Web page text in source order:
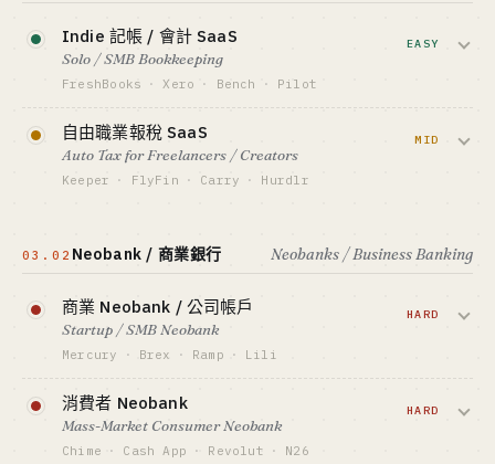
Indie 記帳 / 會計 SaaS
Solo / SMB Bookkeeping
FreshBooks · Xero · Bench · Pilot
對帳。QuickBooks 佔 60% 市場但使用者
體驗老舊，垂直角度（YouTuber / Etsy 賣
家）仍可單人切入。
$15K-100K
SEO 長尾 + 會計師聯盟
標竿 · BENCHMARK
FreshBooks ~$200M ARR（估）· Bench 千
萬 ARR · Xero 上市
最適合 · BEST FIT
工程獨行俠 + 會計行業老炮
EASY
自由職業報稅 SaaS
Auto Tax for Freelancers / Creators
Keeper · FlyFin · Carry · Hurdlr
老 UX 給新進者留了縫。
資金底線 · CAPITAL
$100K-1M
GTM · SALES MOTION
標竿 · BENCHMARK
Keeper ~$50M ARR（估）· FlyFin AI 報稅賽道
領跑
MID
03.02 Neobank / 商業銀行 Neobanks / Business Banking
商業 Neobank / 公司帳戶
Startup / SMB Neobank
Mercury · Brex · Ramp · Lili
報銷、自動入帳。Mercury 2026 突破
$400M ARR，Ramp 估值 $13B — 但需合
作銀行 + BSA / KYC 全套。
HARD
消費者 Neobank
Mass-Market Consumer Neobank
Chime · Cash App · Revolut · N26
HARD